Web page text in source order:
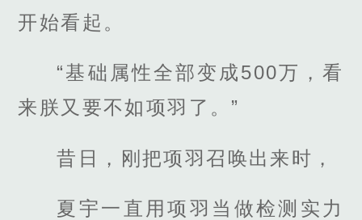
开始看起。
“基础属性全部变成500万，看
来朕又要不如项羽了。”
昔日，刚把项羽召唤出来时，
夏宇一直用项羽当做检测实力